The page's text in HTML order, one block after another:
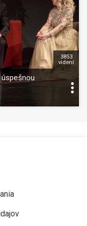
úspešnou
3853
videní